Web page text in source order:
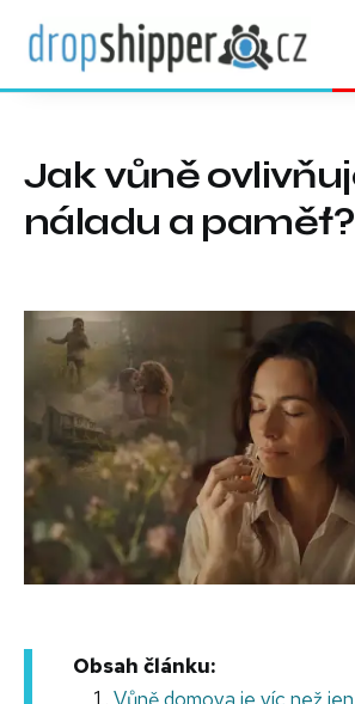
Jak vůně
náladu a paměť?
Obsah článku: